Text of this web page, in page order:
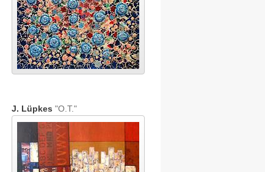
J. Lüpkes "O.T."